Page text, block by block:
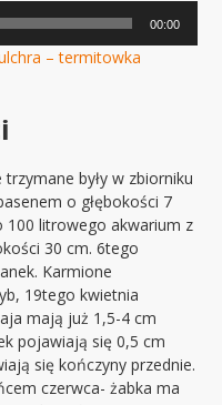
00:00
– termitowka
były w zbiorniku
o głębokości 7
100 litrowego akwarium z
30 cm. 6tego
Karmione
19tego kwietnia
mają już 1,5-4 cm
pojawiają się 0,5 cm
się kończyny przednie.
czerwca- żabka ma